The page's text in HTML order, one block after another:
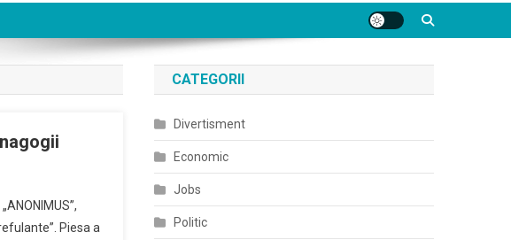
Piesa a
CATEGORII
Divertisment
Economic
Jobs
Politic